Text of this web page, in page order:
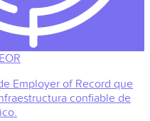
Employer of Record que
confiable de